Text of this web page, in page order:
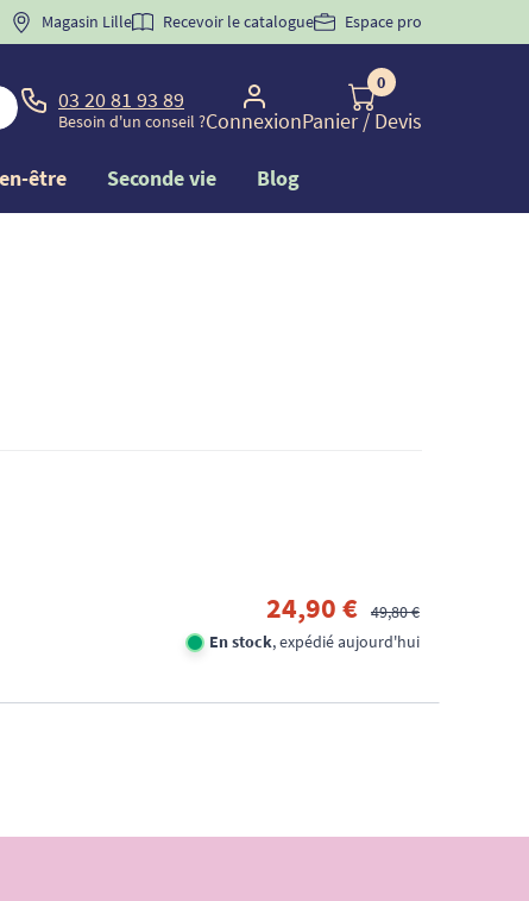
BIENVENUE" pourla 1ère commande d'incontinence
Magasin Lille Recevoir le catalogue Espace pro
03 20 81 93 89
Besoin d'un conseil ?Connexion
0
Panier/ Devis
être Seconde vie Blog
24,90 €
49,80 €
En stock, expédié aujourd'hui